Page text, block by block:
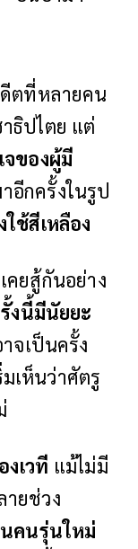
ดีตที่หลายคน
ธิปไตย แต่
จของผู้มี
อีกครั้งในรูป
ช้สีเหลือง
คยสู้กันอย่าง
งนี้มีนัยยะ
จเป็นครั้ง
เห็นว่าศัตรู
เวที แม้ไม่มี
ายช่วง
คนรุ่นใหม่